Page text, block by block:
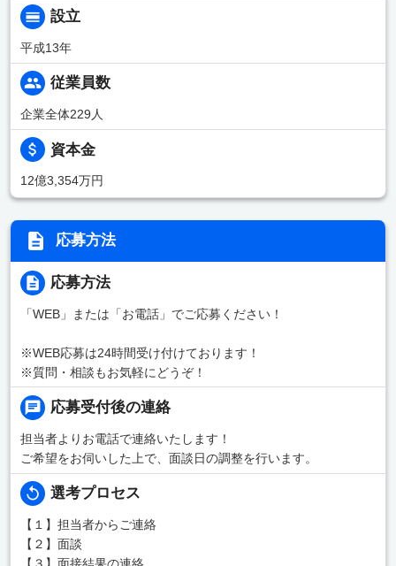
設立
平成13年
従業員数
企業全体229人
資本金
12億3,354万円
応募方法
応募方法
「WEB」または「お電話」でご応募ください！
※WEB応募は24時間受け付けております！
※質問・相談もお気軽にどうぞ！
応募受付後の連絡
担当者よりお電話で連絡いたします！
ご希望をお伺いした上で、面談日の調整を行います。
選考プロセス
【１】担当者からご連絡
【２】面談